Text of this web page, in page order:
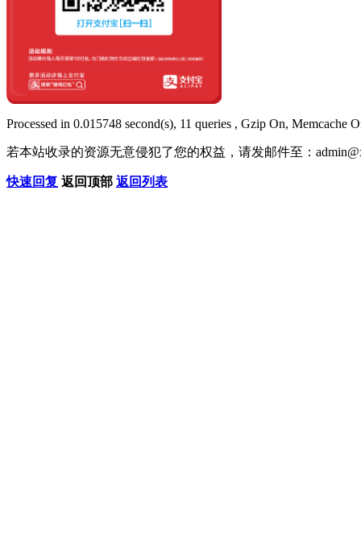
Processed in 0.015748 second(s), 11 queries , Gzip On, Memcache
若本站收录的资源无意侵犯了您的权益，请发邮件至：
快速回复 返回顶部 返回列表